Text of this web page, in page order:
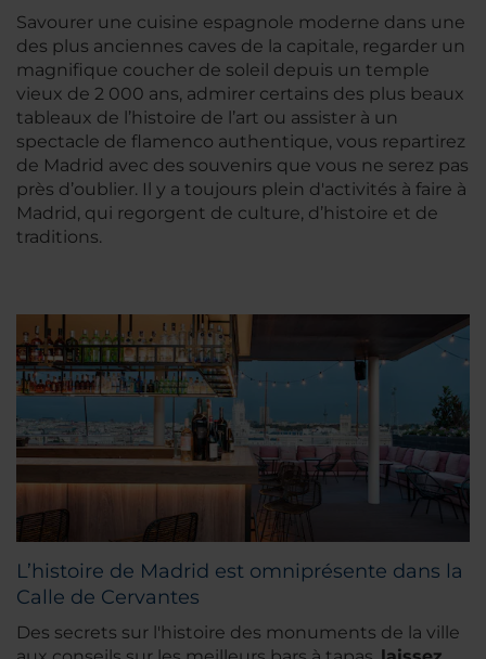
Savourer une cuisine espagnole moderne dans une
des plus anciennes caves de la capitale, regarder un
magnifique coucher de soleil depuis un temple
vieux de 2 000 ans, admirer certains des plus beaux
tableaux de l’histoire de l’art ou assister à un
spectacle de flamenco authentique, vous repartirez
de Madrid avec des souvenirs que vous ne serez pas
près d’oublier. Il y a toujours plein d'activités à faire à
Madrid, qui regorgent de culture, d’histoire et de
traditions.
L’histoire de Madrid est omniprésente dans la
Calle de Cervantes
Des secrets sur l'histoire des monuments de la ville